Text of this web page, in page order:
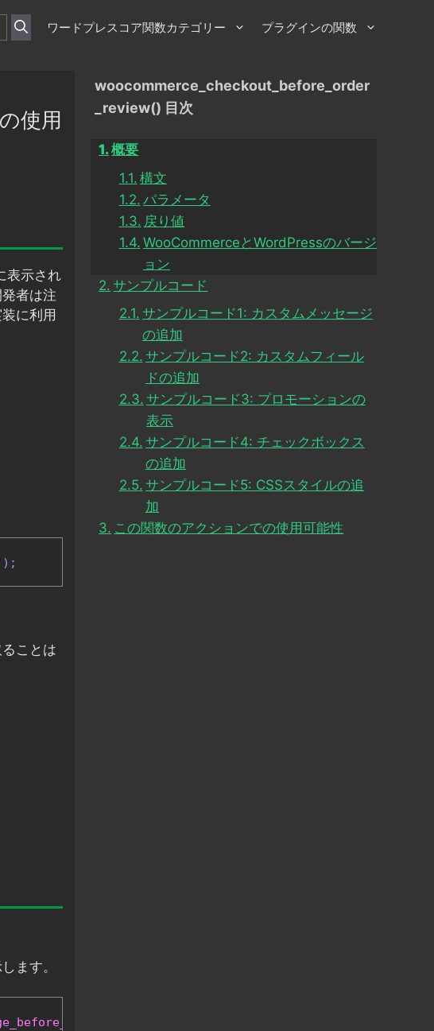
ワードプレスコア関数カテゴリー プラグインの関数
使用
表示され
者は注
に利用
);
ことは
ます。
woocommerce_checkout_before_order
_review() 目次
概要
構文
パラメータ
戻り値
WooCommerceとWordPressのバージ
ョン
サンプルコード
サンプルコード1: カスタムメッセージ
の追加
サンプルコード2: カスタムフィール
ドの追加
サンプルコード3: プロモーションの
表示
サンプルコード4: チェックボックス
の追加
サンプルコード5: CSSスタイルの追
加
この関数のアクションでの使用可能性